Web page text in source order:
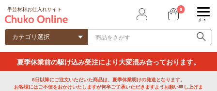
夏季休業前の駆け込み受注により大変混み合っております。
6日以降にご注文いただいた商品は、夏季休業明けの発送となります。
お客様にはご不便をおかけいたしますが何卒ご了承いただきますようお願い申し上げま
手芸材料お仕入れサイト 0
ﾒﾆｭｰ